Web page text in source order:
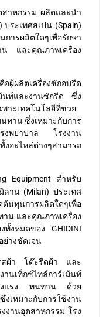
สาหกรรม ผลิตและนำ
ประเทศสเปน (Spain)
ลิตใดๆเพื่อรักษา
และคุณภาพเครื่อง
ลิตเครื่องซักอบรีด
ม้นท์และงานซักรีด ซึ่ง
พาะเทคโนโลยีที่ช่วย
ทาน ซึ่งเหมาะกับการ
พยาบาล โรงงาน
อะไหล่ต่างๆสามารถ
Equipment สำหรับ
ลาน (Milan) ประเทศ
ทุนการผลิตใดๆเพื่อ
าน และคุณภาพเครื่อง
ทั้งหมดของ GHIDINI
ย่างชัดเจน
สผ้า โต๊ะรีดผ้า และ
นเท็กซ์ไทล์การ์เม้นท์
งแรง ทนทาน ด้วย
งเหมาะกับการใช้งาน
งานอุตสาหกรรม โรง